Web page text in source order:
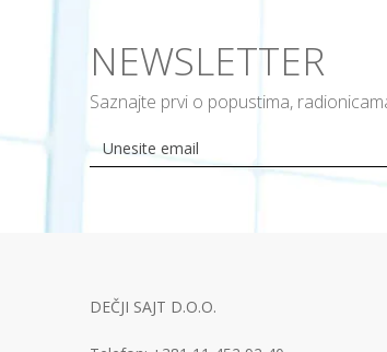
NEWSLETTER
Saznajte prvi o popustima,
DEČJI SAJT D.O.O.